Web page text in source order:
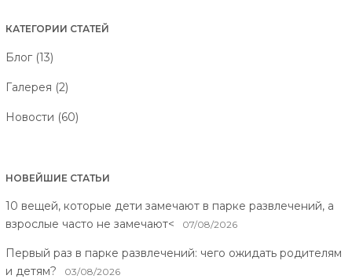
КАТЕГОРИИ СТАТЕЙ
Блог (13)
Галерея (2)
Новости (60)
НОВЕЙШИЕ СТАТЬИ
10 вещей, которые дети замечают в парке развлечений, а
взрослые часто не замечают<
07/08/2026
Первый раз в парке развлечений: чего ожидать родителям
и детям?
03/08/2026